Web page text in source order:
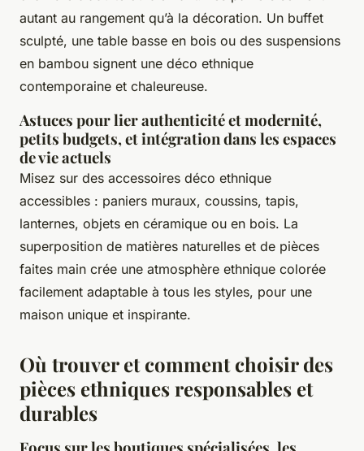
autant au rangement qu’à la décoration. Un buffet
sculpté, une table basse en bois ou des suspensions
en bambou signent une déco ethnique
contemporaine et chaleureuse.
Astuces pour lier authenticité et modernité,
petits budgets, et intégration dans les espaces
de vie actuels
Misez sur des accessoires déco ethnique
accessibles : paniers muraux, coussins, tapis,
lanternes, objets en céramique ou en bois. La
superposition de matières naturelles et de pièces
faites main crée une atmosphère ethnique colorée
facilement adaptable à tous les styles, pour une
maison unique et inspirante.
Où trouver et comment choisir des
pièces ethniques responsables et
durables